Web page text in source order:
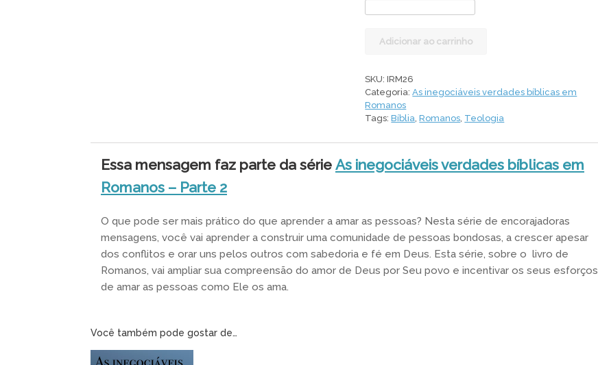
separados
quantidade
Adicionar ao carrinho
SKU:IRM26
Categoria:As inegociáveis verdades bíblicas em
Romanos
Tags:Bíblia,Romanos, Teologia
Essa mensagem faz parte da série As inegociáveis verdades bíblicas em
Romanos – Parte 2
O que pode ser mais prático do que aprender a amar as pessoas? Nesta série de encorajadoras
mensagens, você vai aprender a construir uma comunidade de pessoas bondosas, a crescer apesar
dos conflitos e orar uns pelos outros com sabedoria e fé em Deus. Esta série, sobre o livro de
Romanos, vai ampliar sua compreensão do amor de Deus por Seu povo e incentivar os seus esforços
de amar as pessoas como Ele os ama.
Você também pode gostar de…